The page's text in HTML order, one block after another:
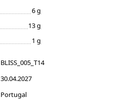
6 g
13 g
1 g
BLISS_005_T14
30.04.2027
Portugal